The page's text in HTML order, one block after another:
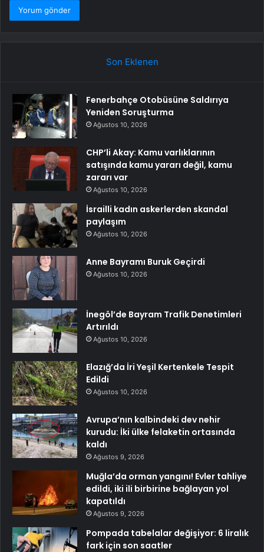
Son Eklenen
Fenerbahçe Otobüsüne Saldırıya
Yeniden Soruşturma
Ağustos 10, 2026
CHP’li Akay: Kamu varlıklarının
satışında kamu yararı değil, kamu
zararı var
Ağustos 10, 2026
İsrailli kadın askerlerden skandal
paylaşım
Ağustos 10, 2026
Anne Bayramı Buruk Geçirdi
Ağustos 10, 2026
İnegöl’de Bayram Trafik Denetimleri
Artırıldı
Ağustos 10, 2026
Elazığ’da İri Yeşil Kertenkele Tespit
Edildi
Ağustos 10, 2026
Avrupa’nın kalbindeki dev nehir
kurudu: İki ülke felaketin ortasında
kaldı
Ağustos 9, 2026
Muğla’da orman yangını! Evler tahliye
edildi, iki ili birbirine bağlayan yol
kapatıldı
Ağustos 9, 2026
Pompada tabelalar değişiyor: 6 liralık
fark için son saatler